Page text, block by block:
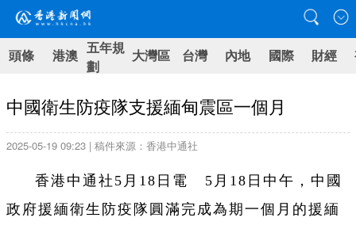
頭條 港澳 五年規
劃
大灣區 台灣 內地 國際 財經
中國衛生防疫隊支援緬甸震區一個月
2025-05-19 09:23 | 稿件來源：香港中通社
香港中通社5月18日電 5月18日中午，中國
政府援緬衛生防疫隊圓滿完成為期一個月的援緬